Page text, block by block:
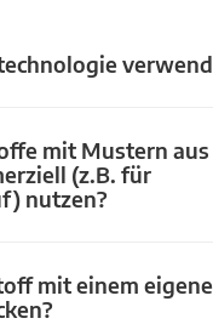
mit Mustern aus
(z.B. für
nutzen?
mit einem